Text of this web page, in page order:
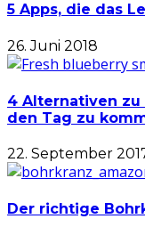
5 Apps, die das
26. Juni 2018
4 Alternativen zu
den Tag zu
22. September
Der richtige